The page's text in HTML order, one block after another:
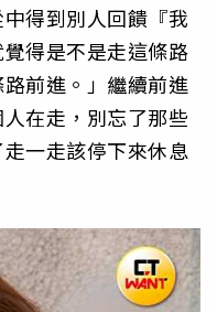
得到別人回饋『我
得是不是走這條路
前進。」繼續前進
在走，別忘了那些
一走該停下來休息